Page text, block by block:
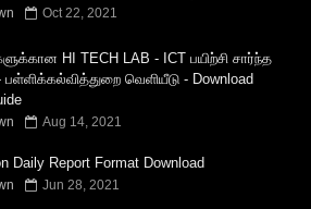
Oct 22, 2021
HI TECH LAB - ICT பயிற்சி சார்ந்த
வெளியீடு - Download
Aug 14, 2021
Daily Report Format Download
Jun 28, 2021